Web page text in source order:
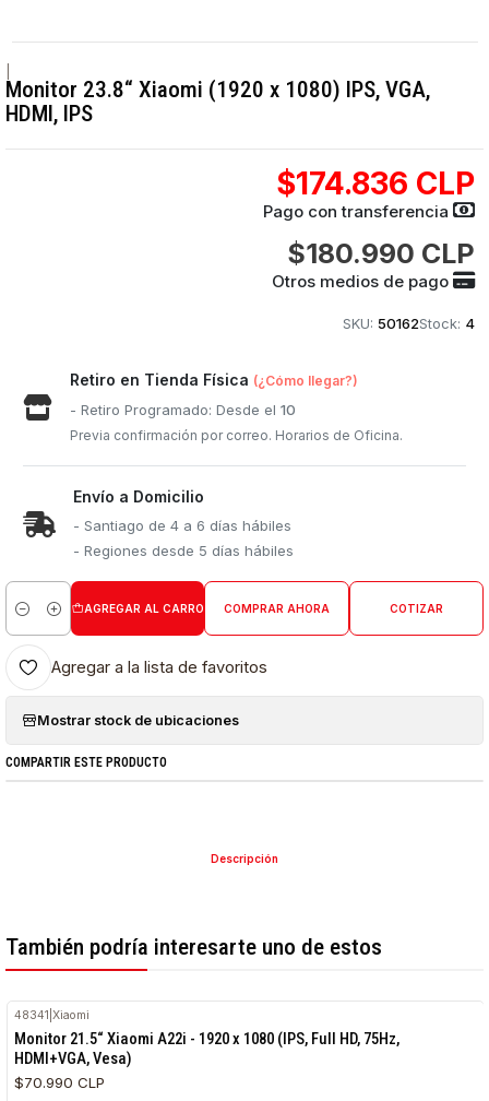
Monitor 23.8“ Xiaomi (1920 x 1080) IPS, VGA,
HDMI, IPS
$174.836 CLP
Pago con transferencia
$180.990 CLP
Otros medios de pago
SKU: 50162Stock: 4
Retiro en Tienda Física (¿Cómo llegar?)
- Retiro Programado: Desde el10
Previa confirmación por correo. Horarios de Oficina.
Envío a Domicilio
- Santiago de 4 a 6 días hábiles
- Regiones desde 5 días hábiles
Cantidad
AGREGAR AL CARRO COMPRAR AHORA COTIZAR
Agregar a la lista de favoritos
Mostrar stock de ubicaciones
COMPARTIR ESTE PRODUCTO
Descripción
También podría interesarte uno de estos
48341 |Xiaomi
Monitor 21.5“ Xiaomi A22i - 1920 x 1080 (IPS, Full HD, 75Hz,
HDMI+VGA, Vesa)
$70.990 CLP